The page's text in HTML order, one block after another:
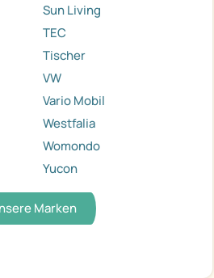
Sun Living
TEC
Tischer
VW
Vario Mobil
Westfalia
Womondo
Yucon
Marken